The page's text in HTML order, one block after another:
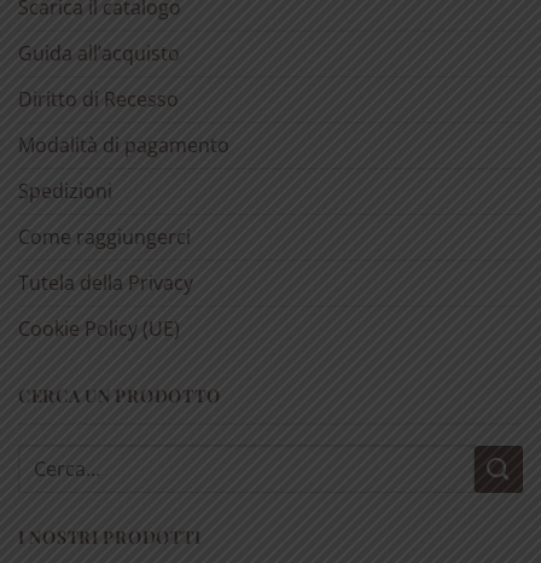
Scarica il catalogo
Guida all’acquisto
Diritto di Recesso
Modalità di pagamento
Spedizioni
Come raggiungerci
Tutela della Privacy
Cookie Policy (UE)
CERCA UN PRODOTTO
Cerca:
I NOSTRI PRODOTTI